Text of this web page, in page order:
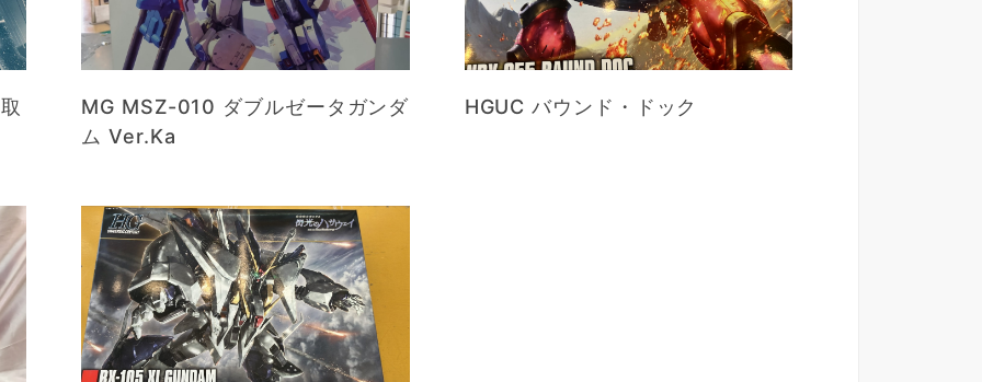
MG MSZ-010 ダブルゼータガンダ
ム Ver.Ka
HGUC バウンド・ドック